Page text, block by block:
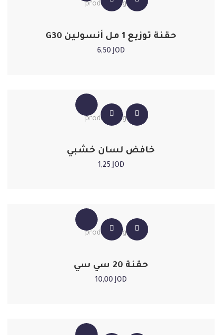
حقنة توزيع 1 مل أنسولين G30
6,50JOD
خافض لسان خشبي
1,25JOD
حقنة 20 سي سي
10,00JOD